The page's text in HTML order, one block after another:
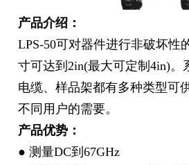
产品介绍：
LPS-50可对器件进行非破坏性
寸可达到2in(最大可定制4in)。
电缆、样品架都有多种类型可
不同用户的需要。
产品优势：
● 测量DC到67GHz